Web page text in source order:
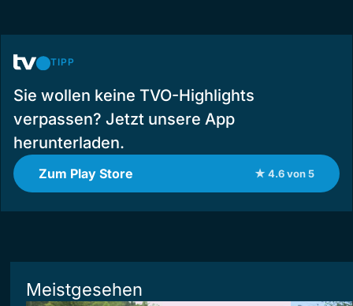
TIPP
Sie wollen keine TVO-Highlights
verpassen? Jetzt unsere App
herunterladen.
Zum Play Store ★ 4.6 von 5
Meistgesehen